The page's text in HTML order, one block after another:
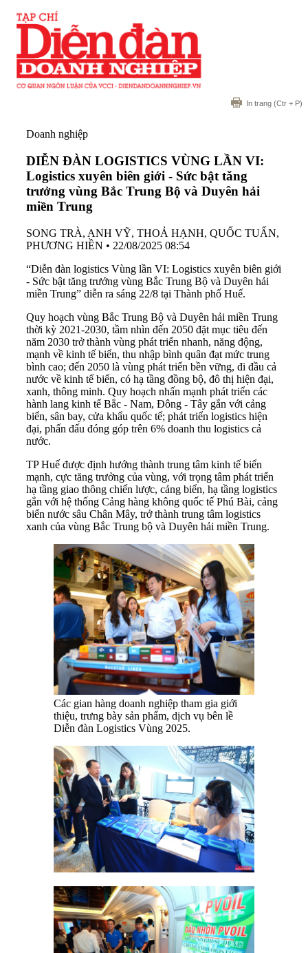
In trang (Ctr + P)
Doanh nghiệp
DIỄN ĐÀN LOGISTICS VÙNG LẦN VI:
Logistics xuyên biên giới - Sức bật tăng
trưởng vùng Bắc Trung Bộ và Duyên hải
miền Trung
SONG TRÀ, ANH VỸ, THOẢ HẠNH, QUỐC TUẤN,
PHƯƠNG HIỀN • 22/08/2025 08:54
“Diễn đàn logistics Vùng lần VI: Logistics xuyên biên giới
- Sức bật tăng trưởng vùng Bắc Trung Bộ và Duyên hải
miền Trung” diễn ra sáng 22/8 tại Thành phố Huế.
Quy hoạch vùng Bắc Trung Bộ và Duyên hải miền Trung
thời kỳ 2021-2030, tầm nhìn đến 2050 đặt mục tiêu đến
năm 2030 trở thành vùng phát triển nhanh, năng động,
mạnh về kinh tế biển, thu nhập bình quân đạt mức trung
bình cao; đến 2050 là vùng phát triển bền vững, đi đầu cả
nước về kinh tế biển, có hạ tầng đồng bộ, đô thị hiện đại,
xanh, thông minh. Quy hoạch nhấn mạnh phát triển các
hành lang kinh tế Bắc - Nam, Đông - Tây gắn với cảng
biển, sân bay, cửa khẩu quốc tế; phát triển logistics hiện
đại, phấn đấu đóng góp trên 6% doanh thu logistics cả
nước.
TP Huế được định hướng thành trung tâm kinh tế biển
mạnh, cực tăng trưởng của vùng, với trọng tâm phát triển
hạ tầng giao thông chiến lược, cảng biển, hạ tầng logistics
gắn với hệ thống Cảng hàng không quốc tế Phú Bài, cảng
biển nước sâu Chân Mây, trở thành trung tâm logistics
xanh của vùng Bắc Trung bộ và Duyên hải miền Trung.
Các gian hàng doanh nghiệp tham gia giới
thiệu, trưng bày sản phẩm, dịch vụ bên lề
Diễn đàn Logistics Vùng 2025.